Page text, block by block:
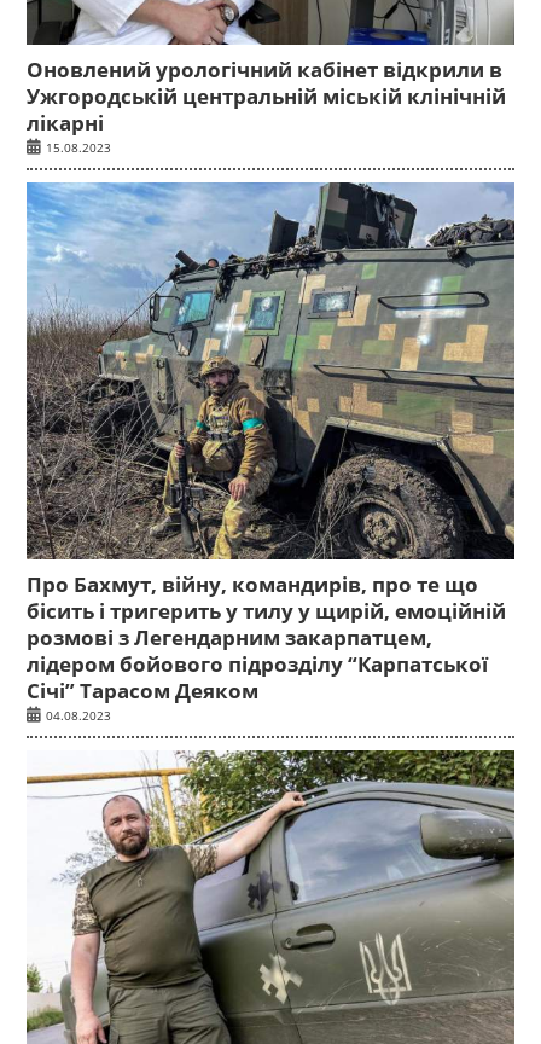
Оновлений урологічний кабінет відкрили в
Ужгородській центральній міській клінічній
лікарні
15.08.2023
Про Бахмут, війну, командирів, про те що
бісить і тригерить у тилу у щирій, емоційній
розмові з Легендарним закарпатцем,
лідером бойового підрозділу “Карпатської
Січі” Тарасом Деяком
04.08.2023